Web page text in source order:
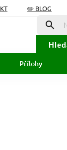
✏️ BLOG
Přílohy